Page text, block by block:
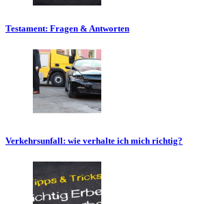
Testament: Fragen & Antworten
Verkehrsunfall: wie verhalte ich mich richtig?